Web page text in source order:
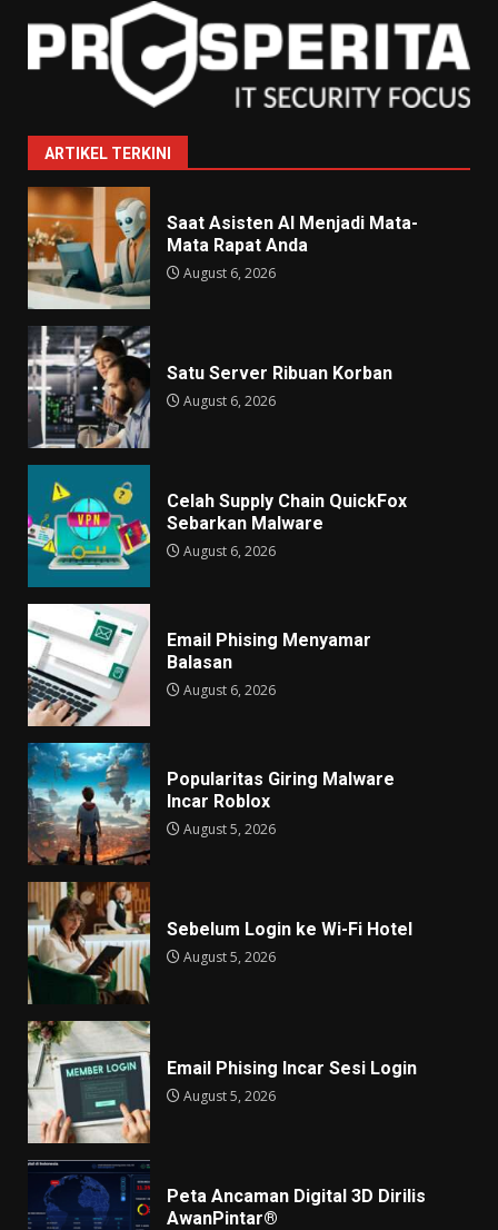
ARTIKEL TERKINI
Saat Asisten AI Menjadi Mata-
Mata Rapat Anda
August 6, 2026
Satu Server Ribuan Korban
August 6, 2026
Celah Supply Chain QuickFox
Sebarkan Malware
August 6, 2026
Email Phising Menyamar
Balasan
August 6, 2026
Popularitas Giring Malware
Incar Roblox
August 5, 2026
Sebelum Login ke Wi-Fi Hotel
August 5, 2026
Email Phising Incar Sesi Login
August 5, 2026
Peta Ancaman Digital 3D Dirilis
AwanPintar®